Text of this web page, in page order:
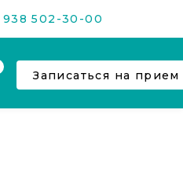
938 502-30-00
Записаться на прием